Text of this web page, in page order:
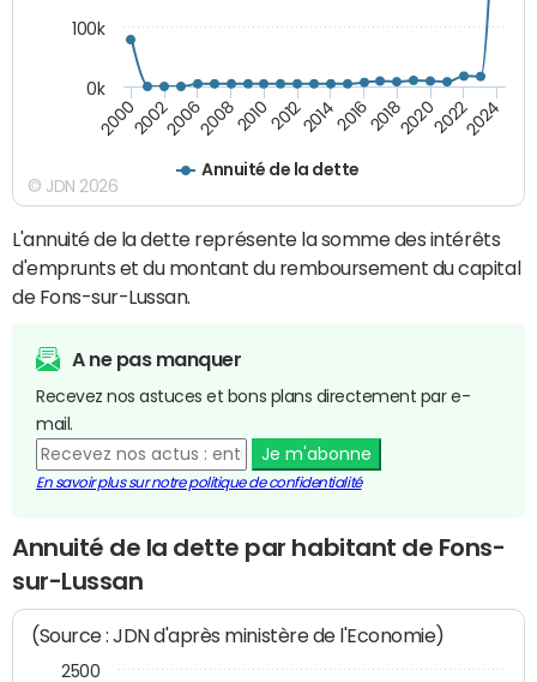
Annuité de la dette
200020022006200820102012201420162018202020222024
0k
100k
© JDN 2026
L'annuité de la dette représente la somme des intérêts
d'emprunts et du montant du remboursement du capital
de Fons-sur-Lussan.
A ne pas manquer
Recevez nos astuces et bons plans directement par e-
mail.
Je m'abonne
En savoir plus sur notre politique de confidentialité
Annuité de la dette par habitant de Fons-
sur-Lussan
(Source : JDN d'après ministère de l'Economie)
2500